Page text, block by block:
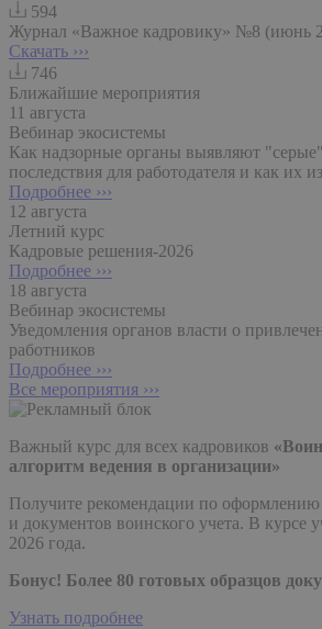
594
Журнал «Важное кадровику» №8 (июнь
Скачать ›››
746
Ближайшие мероприятия
11 августа
Вебинар экосистемы
Как надзорные органы выявляют
последствия для работодателя и как их
Подробнее ›››
12 августа
Летний курс
Кадровые решения-2026
Подробнее ›››
18 августа
Вебинар экосистемы
Уведомления органов власти о
работников
Подробнее ›››
Все мероприятия ›››
Важный курс для всех кадровиков
алгоритм ведения в организации»
Получите рекомендации по
и документов воинского учета. В курсе
2026 года.
Бонус! Более 80 готовых образцов
Узнать подробнее